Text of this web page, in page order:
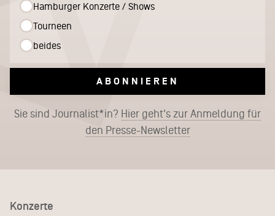
Hamburger Konzerte / Shows
Tourneen
beides
ABONNIEREN
Sie sind Journalist*in? Hier geht's zur Anmeldung für
den Presse-Newsletter
Konzerte